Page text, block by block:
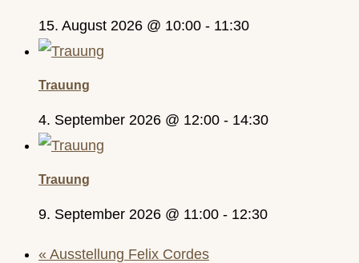
15. August 2026 @ 10:00 - 11:30
Trauung
4. September 2026 @ 12:00 - 14:30
Trauung
9. September 2026 @ 11:00 - 12:30
« Ausstellung Felix Cordes